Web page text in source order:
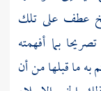
عطف على تلك
بما أفهمته
ما قبلها من أن